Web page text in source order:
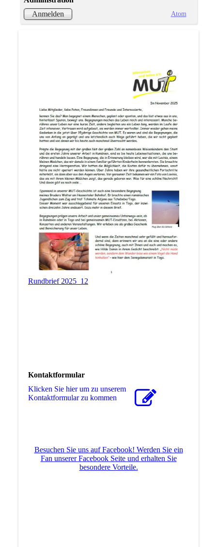
Anmelden
Atom
Rundbrief 2025_12
Kontaktformular
Klicken Sie hier um zu unserem
Kon­takt­for­mu­lar zu kommen
Besuchen Sie uns auf Facebook! Werden Sie ein
Fan unserer Facebook Seite und erhalten Sie
besondere Vorteile.